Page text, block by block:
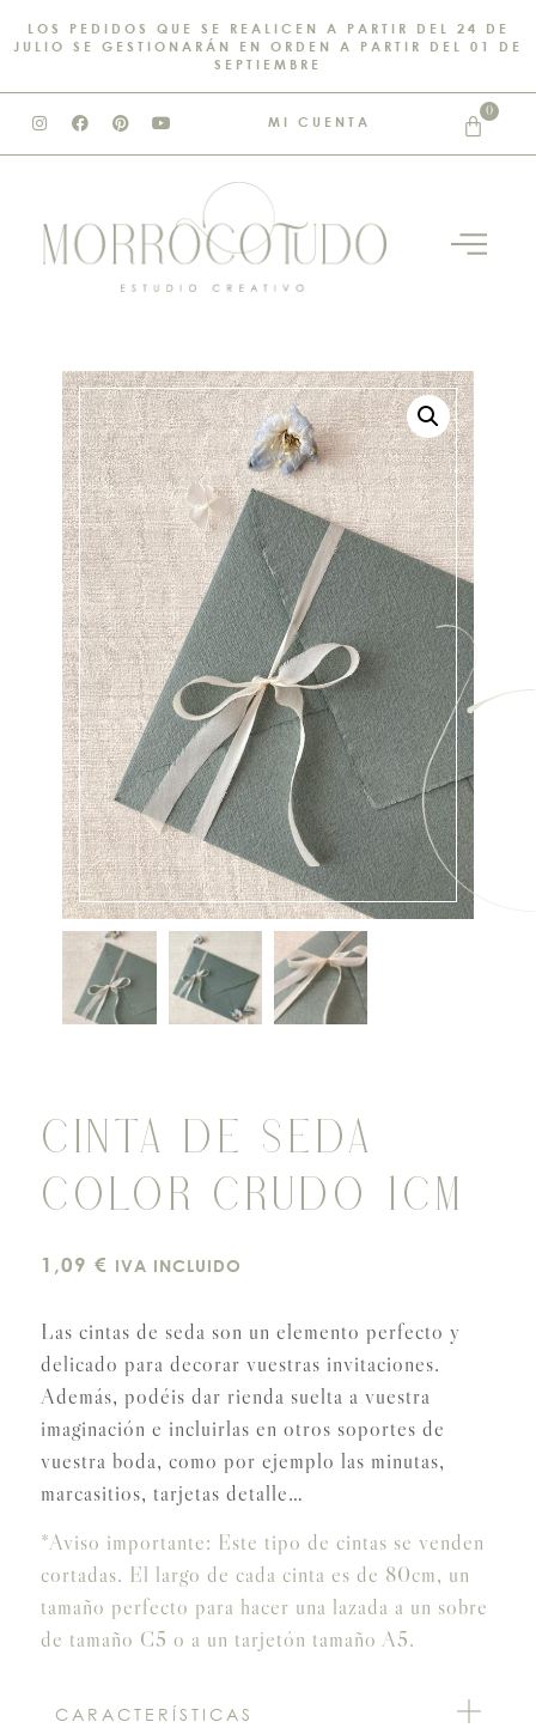
LOS PEDIDOS QUE SE REALICEN A PARTIR DEL 24 DE
JULIO SE GESTIONARÁN EN ORDEN A PARTIR DEL 01 DE
SEPTIEMBRE
MI CUENTA
0
CINTA DE SEDA
COLOR CRUDO 1CM
1,09€ IVA INCLUIDO
Las cintas de seda son un elemento perfecto y
delicado para decorar vuestras invitaciones.
Además, podéis dar rienda suelta a vuestra
imaginación e incluirlas en otros soportes de
vuestra boda, como por ejemplo las minutas,
marcasitios, tarjetas detalle…
*Aviso importante: Este tipo de cintas se venden
cortadas. El largo de cada cinta es de 80cm, un
tamaño perfecto para hacer una lazada a un sobre
de tamaño C5 o a un tarjetón tamaño A5.
CARACTERÍSTICAS